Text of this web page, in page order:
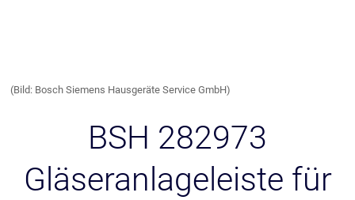
(Bild: Bosch Siemens Hausgeräte Service GmbH)
BSH 282973
Gläseranlageleiste für